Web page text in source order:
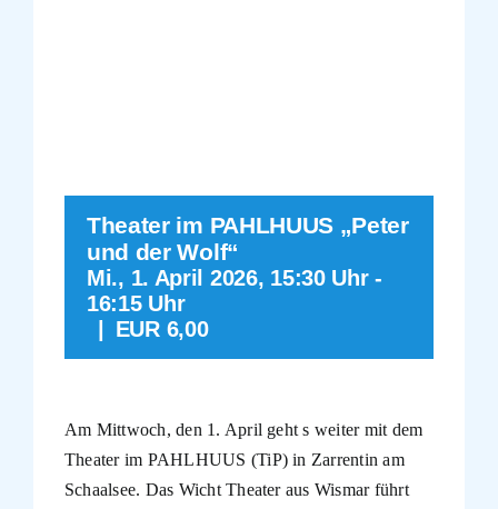
Theater im PAHLHUUS „Peter
und der Wolf“
Mi., 1. April 2026, 15:30 Uhr-
16:15 Uhr
EUR 6,00
Am Mittwoch, den 1. April geht s weiter mit dem
Theater im PAHLHUUS (TiP) in Zarrentin am
Schaalsee. Das Wicht Theater aus Wismar führt